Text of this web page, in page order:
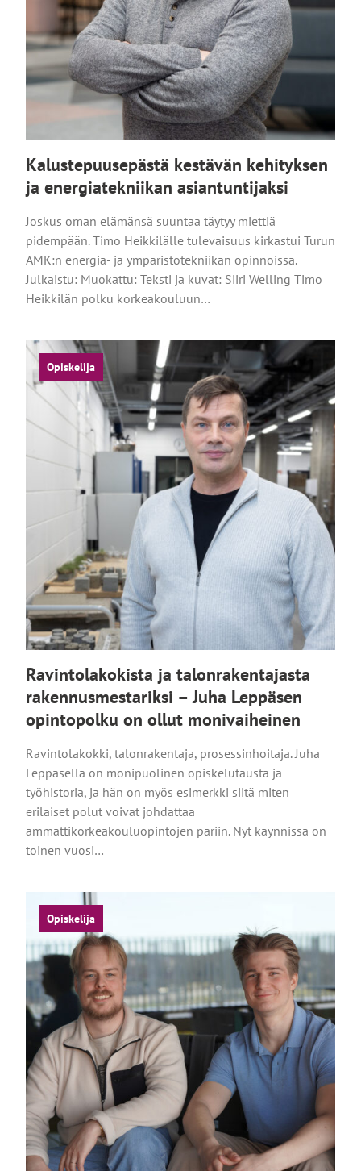
Kalustepuusepästä kestävän kehityksen
ja energiatekniikan asiantuntijaksi
Joskus oman elämänsä suuntaa täytyy miettiä
pidempään. Timo Heikkilälle tulevaisuus kirkastui Turun
AMK:n energia- ja ympäristötekniikan opinnoissa.
Julkaistu: Muokattu: Teksti ja kuvat: Siiri Welling Timo
Heikkilän polku korkeakouluun…
Opiskelija
Ravintolakokista ja talonrakentajasta
rakennusmestariksi – Juha Leppäsen
opintopolku on ollut monivaiheinen
Ravintolakokki, talonrakentaja, prosessinhoitaja. Juha
Leppäsellä on monipuolinen opiskelutausta ja
työhistoria, ja hän on myös esimerkki siitä miten
erilaiset polut voivat johdattaa
ammattikorkeakouluopintojen pariin. Nyt käynnissä on
toinen vuosi…
Opiskelija